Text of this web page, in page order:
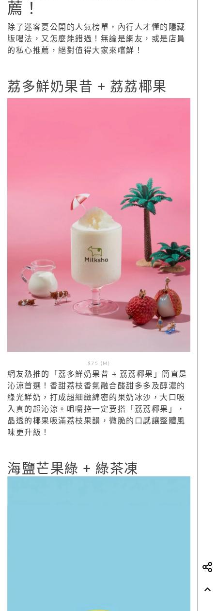
薦！
除了迷客夏公開的人氣榜單，內行人才懂的隱藏
版喝法，又怎麼能錯過！無論是網友，或是店員
的私心推薦，絕對值得大家來嚐鮮！
荔多鮮奶果昔 + 荔荔椰果
$75 (M)
網友熱推的「荔多鮮奶果昔 + 荔荔椰果」簡直是
沁涼首選！香甜荔枝香氣融合酸甜多多及醇濃的
綠光鮮奶，打成超細緻綿密的果奶冰沙，大口吸
入真的超沁涼。咀嚼控一定要搭「荔荔椰果」，
晶透的椰果吸滿荔枝果韻，微脆的口感讓整體風
味更升級！
海鹽芒果綠 + 綠茶凍